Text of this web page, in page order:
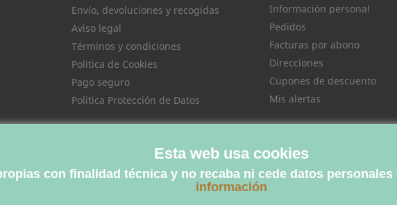
Envío, devoluciones y recogidas
Aviso legal
Términos y condiciones
Politica de Cookies
Pago seguro
Politica Protección de Datos
Información personal
Pedidos
Facturas por abono
Direcciones
Cupones de descuento
Mis alertas
Esta web usa cookies
con finalidad técnica y no recaba ni cede datos
información